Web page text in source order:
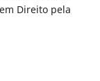
Direito pela